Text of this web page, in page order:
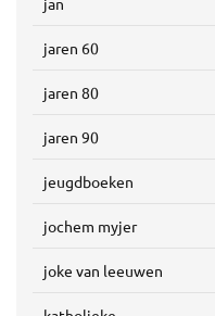
jaren 60
jaren 80
jaren 90
jeugdboeken
jochem myjer
joke van leeuwen